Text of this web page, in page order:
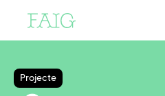
Projecte